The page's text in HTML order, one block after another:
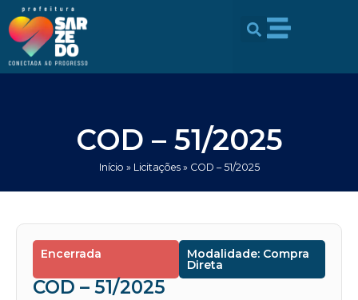
conteúdo
para
conteúdo
COD – 51/2025
Início » Licitações» COD – 51/2025
Encerrada Modalidade: Compra
Direta
COD – 51/2025